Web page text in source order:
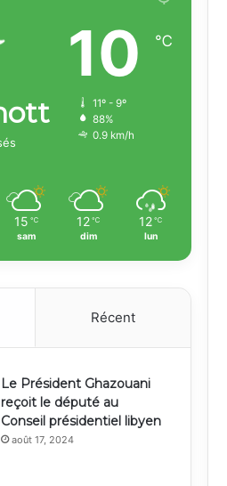
10 ℃
11º - 9º
88%
0.9 km/h
15 ℃
sam
12 ℃
dim
12 ℃
lun
Récent
Le Président Ghazouani
reçoit le député au
Conseil présidentiel libyen
août 17, 2024